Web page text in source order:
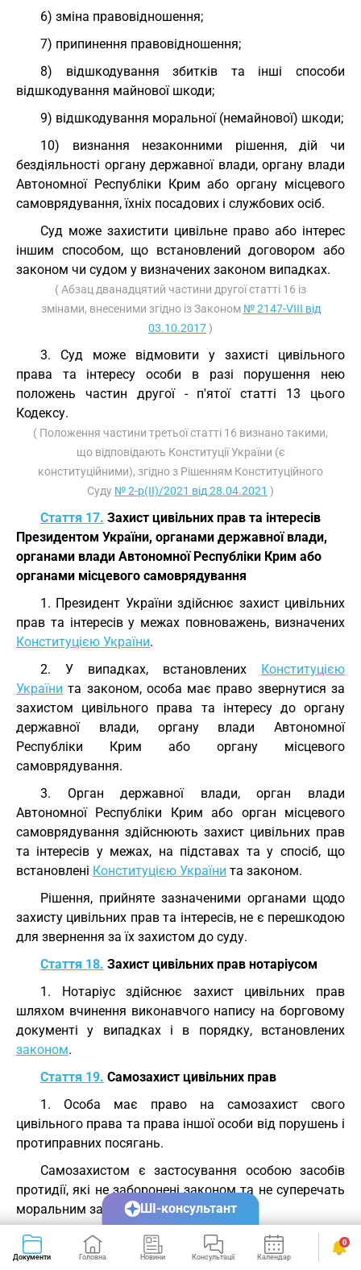
6) зміна правовідношення;
7) припинення правовідношення;
8) відшкодування збитків та інші способи
відшкодування майнової шкоди;
9) відшкодування моральної (немайнової) шкоди;
10) визнання незаконними рішення, дій чи
бездіяльності органу державної влади, органу влади
Автономної Республіки Крим або органу місцевого
самоврядування, їхніх посадових і службових осіб.
Суд може захистити цивільне право або інтерес
іншим способом, що встановлений договором або
законом чи судом у визначених законом випадках.
( Абзац дванадцятий частини другої статті 16 із
змінами, внесеними згідно із Законом № 2147-VIII від
03.10.2017)
3. Суд може відмовити у захисті цивільного
права та інтересу особи в разі порушення нею
положень частин другої - п'ятої статті 13 цього
Кодексу.
( Положення частини третьої статті 16 визнано такими,
що відповідають Конституції України (є
конституційними), згідно з Рішенням Конституційного
Суду № 2-р(II)/2021 від 28.04.2021 )
Стаття 17. Захист цивільних прав та інтересів
Президентом України, органами державної влади,
органами влади Автономної Республіки Крим або
органами місцевого самоврядування
1. Президент України здійснює захист цивільних
прав та інтересів у межах повноважень, визначених
Конституцією України.
2. У випадках, встановлених Конституцією
України та законом, особа має право звернутися за
захистом цивільного права та інтересу до органу
державної влади, органу влади Автономної
Республіки Крим або органу місцевого
самоврядування.
3. Орган державної влади, орган влади
Автономної Республіки Крим або орган місцевого
самоврядування здійснюють захист цивільних прав
та інтересів у межах, на підставах та у спосіб, що
встановлені Конституцією України та законом.
Рішення, прийняте зазначеними органами щодо
захисту цивільних прав та інтересів, не є перешкодою
для звернення за їх захистом до суду.
Стаття 18. Захист цивільних прав нотаріусом
1. Нотаріус здійснює захист цивільних прав
шляхом вчинення виконавчого напису на борговому
документі у випадках і в порядку, встановлених
законом.
Стаття 19. Самозахист цивільних прав
1. Особа має право на самозахист свого
цивільного права та права іншої особи від порушень і
протиправних посягань.
Самозахистом є застосування особою засобів
протидії, які не заборонені законом та не суперечать
моральним засадам суспільства.
2. Способи самозахисту мають відповідати
змісту права, що порушене, характеру дій, якими воно
Документи Головна Новини Консультації Календар Сервіси
0
ШІ-консультант